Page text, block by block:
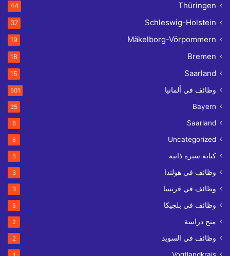
Thüringen
44
Schleswig-Holstein
37
Mäkelborg-Vörpommern
19
Bremen
18
Saarland
15
وظائف في ألمانيا 501
Bayern
35
Saarland
6
Uncategorized
6
كتابة سيرة ذاتية 5
وظائف في هولندا 3
وظائف في فرنسا 3
وظائف في بلجيكا 5
منح دراسة 2
وظائف في السويد 2